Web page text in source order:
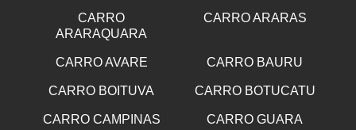
CARRO
ARARAQUARA
CARRO ARARAS
CARRO AVARE CARRO BAURU
CARRO BOITUVA CARRO BOTUCATU
CARRO CAMPINAS CARRO GUARA